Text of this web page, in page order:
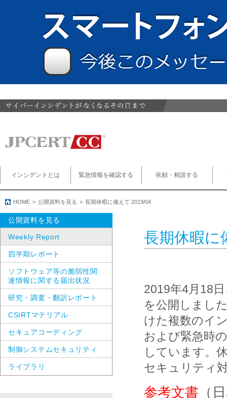
インシデントとは 緊急情報を確認する 依頼・相談する
HOME 公開資料を見る 長期休暇に備えて 2019/04
長期休暇に
2019年4月18
を公開しまし
けた複数のイ
および緊急時
しています。
セキュリティ
参考文書 （
公開資料を見る
Weekly Report
四半期レポート
ソフトウェア等の脆弱性関
連情報に関する届出状況
研究・調査・翻訳レポート
CSIRTマテリアル
セキュアコーディング
制御システムセキュリティ
ライブラリ